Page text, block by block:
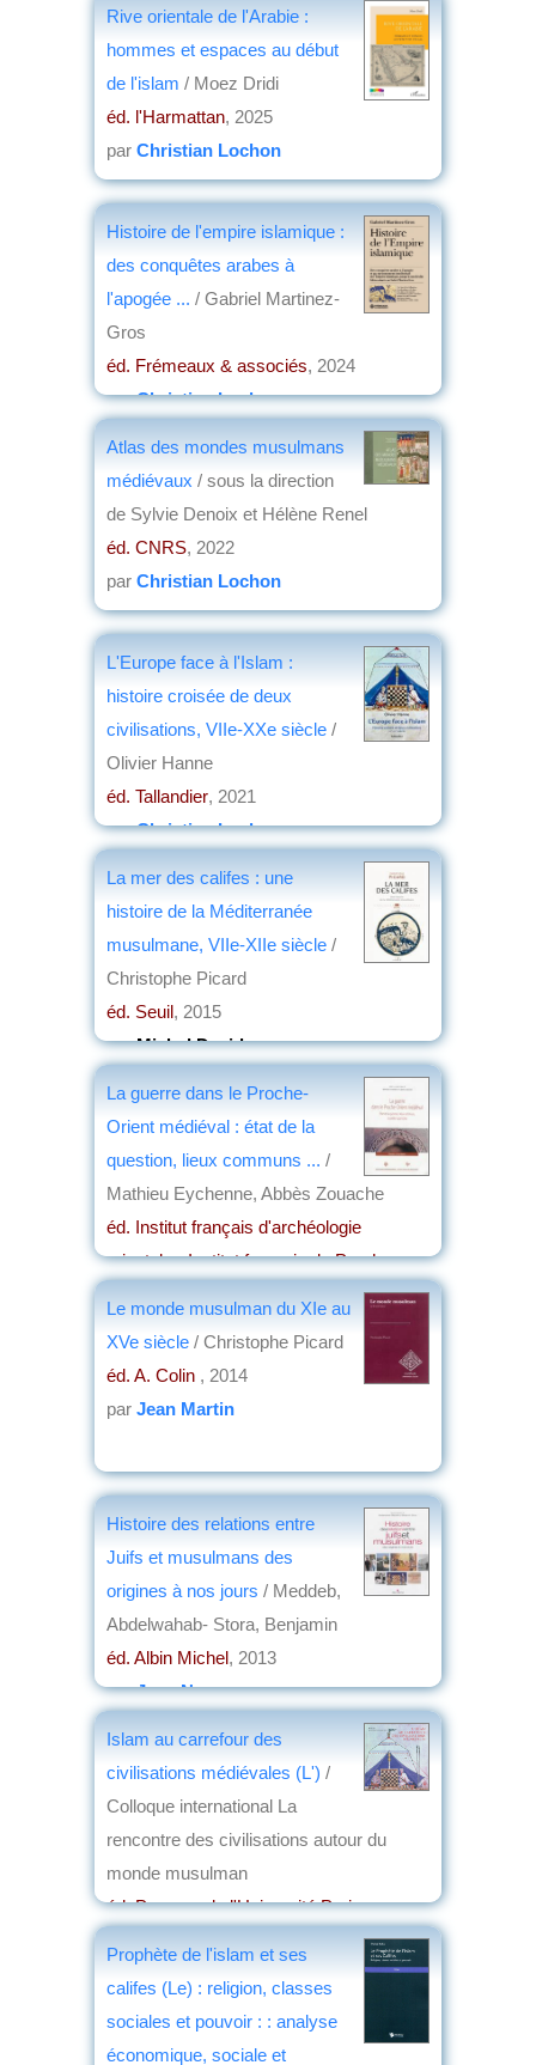
Rive orientale de l'Arabie :
hommes et espaces au début
de l'islam / Moez Dridi
éd. l'Harmattan, 2025
par Christian Lochon
Histoire de l'empire islamique :
des conquêtes arabes à
l'apogée ... / Gabriel Martinez-
Gros
éd. Frémeaux & associés, 2024
parChristian Lochon
Atlas des mondes musulmans
médiévaux / sous la direction
de Sylvie Denoix et Hélène Renel
éd. CNRS, 2022
par Christian Lochon
L'Europe face à l'Islam :
histoire croisée de deux
civilisations, VIIe-XXe siècle /
Olivier Hanne
éd. Tallandier, 2021
parChristian Lochon
La mer des califes : une
histoire de la Méditerranée
musulmane, VIIe-XIIe siècle /
Christophe Picard
éd. Seuil, 2015
parMichel David
La guerre dans le Proche-
Orient médiéval : état de la
question, lieux communs ... /
Mathieu Eychenne, Abbès Zouache
éd. Institut français d'archéologie
orientale - Institut français du Proche-
Le monde musulman du XIe au
XVe siècle / Christophe Picard
éd. A. Colin , 2014
par Jean Martin
Histoire des relations entre
Juifs et musulmans des
origines à nos jours / Meddeb,
Abdelwahab- Stora, Benjamin
éd. Albin Michel, 2013
parJean Nemo
Islam au carrefour des
civilisations médiévales (L') /
Colloque international La
rencontre des civilisations autour du
monde musulman
éd. Presses de l'Université Paris-
Prophète de l'islam et ses
califes (Le) : religion, classes
sociales et pouvoir : : analyse
économique, sociale et